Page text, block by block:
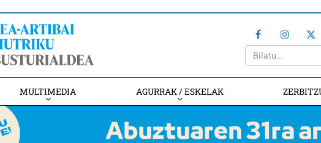
MULTIMEDIA AGURRAK / ESKELAK